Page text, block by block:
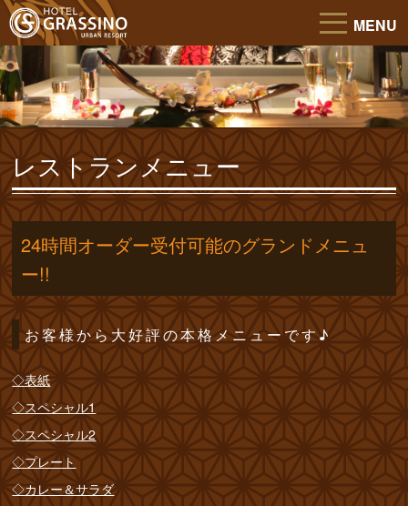
MENU
レストランメニュー
24時間オーダー受付可能のグランドメニュ
ー!!
お客様から大好評の本格メニューです♪
◇表紙
◇スペシャル1
◇スペシャル2
◇プレート
◇カレー＆サラダ